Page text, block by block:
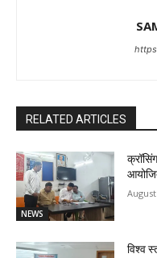
RELATED ARTICLES
NEWS
विश्व